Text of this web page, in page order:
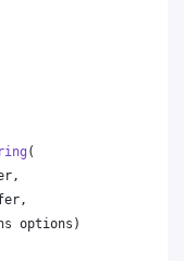
(
,
,
options )